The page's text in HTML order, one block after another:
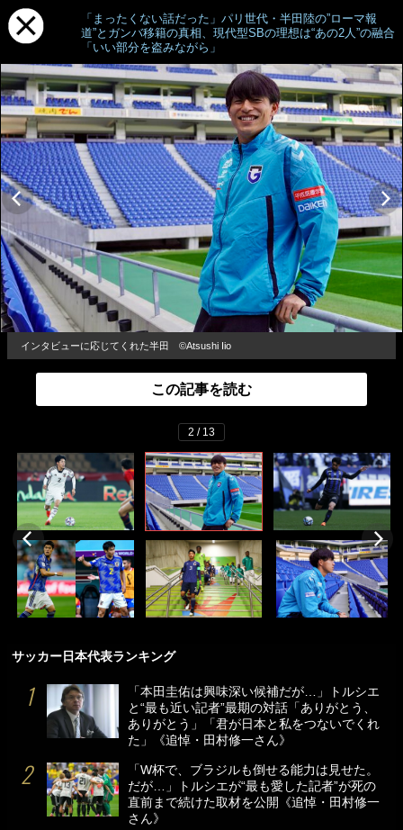
「まったくない話だった」パリ世代・半田陸の”ローマ報
道”とガンバ移籍の真相、現代型SBの理想は“あの2人”の融合
「いい部分を盗みながら」
インタビューに応じてくれた半田 ©Atsushi Iio
この記事を読む
2 / 13
サッカー日本代表ランキング
「本田圭佑は興味深い候補だが…」トルシエ
と“最も近い記者”最期の対話「ありがとう、
ありがとう」「君が日本と私をつないでくれ
た」《追悼・田村修一さん》
「W杯で、ブラジルも倒せる能力は見せた。
だが…」トルシエが“最も愛した記者”が死の
直前まで続けた取材を公開《追悼・田村修一
さん》